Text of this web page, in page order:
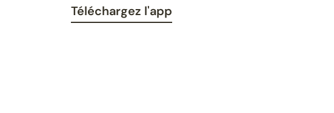
Téléchargez l'app